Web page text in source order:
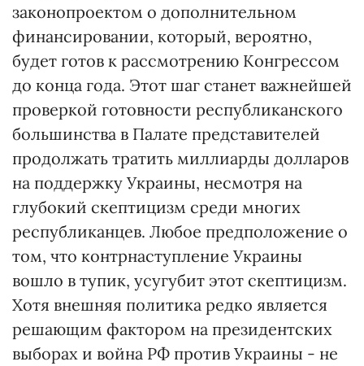
законопроектом о дополнительном
финансировании, который, вероятно,
будет готов к рассмотрению Конгрессом
до конца года. Этот шаг станет важнейшей
проверкой готовности республиканского
большинства в Палате представителей
продолжать тратить миллиарды долларов
на поддержку Украины, несмотря на
глубокий скептицизм среди многих
республиканцев. Любое предположение о
том, что контрнаступление Украины
вошло в тупик, усугубит этот скептицизм.
Хотя внешняя политика редко является
решающим фактором на президентских
выборах и война РФ против Украины - не